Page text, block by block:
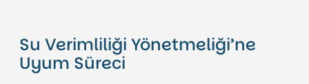
Su Verimliliği Yönetmeliği’ne
Uyum Süreci